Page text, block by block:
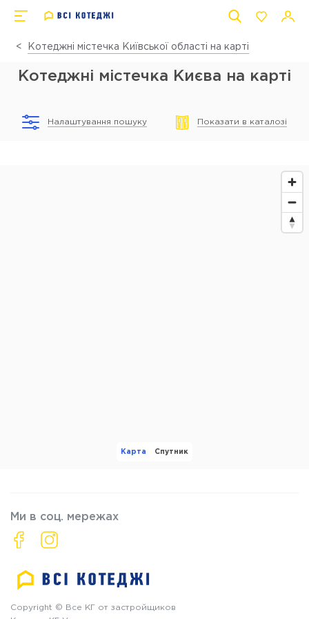
Котеджні містечка Київської області на карті
Котеджні містечка Києва на карті
Налаштування пошуку Показати в каталозі
Карта Спутник
Ми в соц. мережах
Copyright © Все КГ от застройщиков